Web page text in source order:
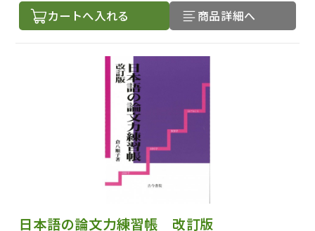
カートへ入れる 商品詳細へ
日本語の論文力練習帳 改訂版